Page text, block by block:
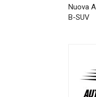
Nuova
B-SUV